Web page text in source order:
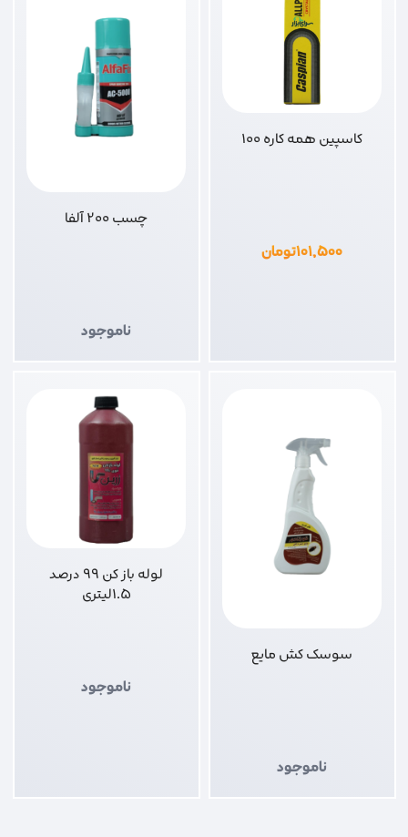
کاسپین همه کاره 100
۱۰۱,۵۰۰تومان
چسب 200 آلفا
ناموجود
سوسک کش مایع
ناموجود
لوله باز کن 99 درصد
1.5لیتری
ناموجود